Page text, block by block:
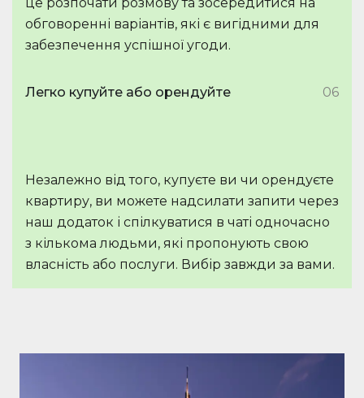
обговоренні варіантів, які є вигідними для
забезпечення успішної угоди.
Легко купуйте або орендуйте 06
Незалежно від того, купуєте ви чи орендуєте
квартиру, ви можете надсилати запити через
наш додаток і спілкуватися в чаті одночасно
з кількома людьми, які пропонують свою
власність або послуги. Вибір завжди за вами.